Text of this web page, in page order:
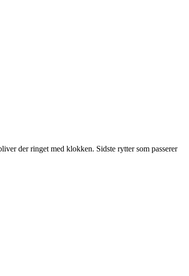
der ringet med klokken. Sidste rytter som passerer